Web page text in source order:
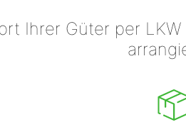
Ihrer Güter per